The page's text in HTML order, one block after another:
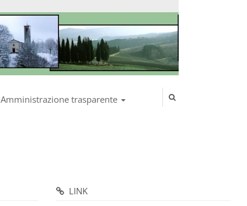
Amministrazione trasparente
LINK